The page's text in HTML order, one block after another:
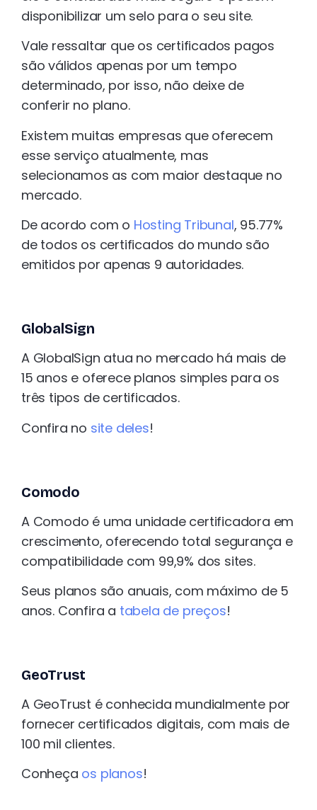
disponibilizar um selo para o seu site.
Vale ressaltar que os certificados pagos
são válidos apenas por um tempo
determinado, por isso, não deixe de
conferir no plano.
Existem muitas empresas que oferecem
esse serviço atualmente, mas
selecionamos as com maior destaque no
mercado.
De acordo com o Hosting Tribunal, 95.77%
de todos os certificados do mundo são
emitidos por apenas 9 autoridades.
GlobalSign
A GlobalSign atua no mercado há mais de
15 anos e oferece planos simples para os
três tipos de certificados.
Confira no site deles!
Comodo
A Comodo é uma unidade certificadora em
crescimento, oferecendo total segurança e
compatibilidade com 99,9% dos sites.
Seus planos são anuais, com máximo de 5
anos. Confira a tabela de preços!
GeoTrust
A GeoTrust é conhecida mundialmente por
fornecer certificados digitais, com mais de
100 mil clientes.
Conheça os planos!